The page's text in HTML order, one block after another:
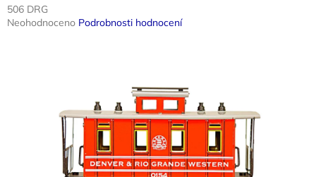
506 DRG
Průměrné
Neohodnoceno Podrobnosti hodnocení